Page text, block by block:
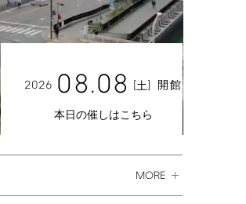
2026 08.08 [土] 開館
本日の催しはこちら
MORE